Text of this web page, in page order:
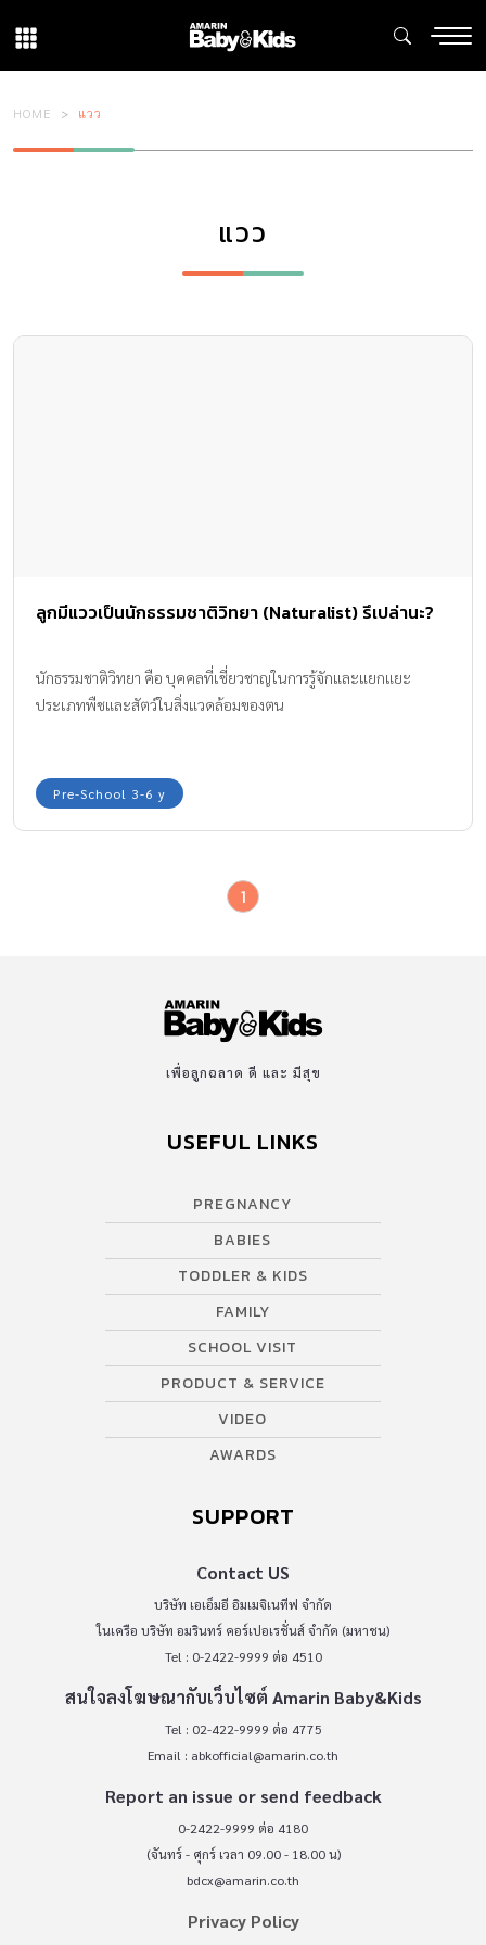
HOME แวว
แวว
ลูกมีแววเป็นนักธรรมชาติวิทยา (Naturalist) รึเปล่านะ?
นักธรรมชาติวิทยา คือ บุคคลที่เชี่ยวชาญในการรู้จักและแยกแยะ
ประเภทพืชและสัตว์ในสิ่งแวดล้อมของตน
Pre-School 3-6 y
1
เพื่อลูกฉลาด ดี และ มีสุข
USEFUL LINKS
PREGNANCY
BABIES
TODDLER & KIDS
FAMILY
SCHOOL VISIT
PRODUCT & SERVICE
VIDEO
AWARDS
SUPPORT
Contact US
บริษัท เอเอ็มอี อิมเมจิเนทีฟ จำกัด
ในเครือ บริษัท อมรินทร์ คอร์เปอเรชั่นส์ จำกัด (มหาชน)
Tel : 0-2422-9999 ต่อ 4510
สนใจลงโฆษณากับเว็บไซต์ Amarin Baby&Kids
Tel : 02-422-9999 ต่อ 4775
Email : abkofficial@amarin.co.th
Report an issue or send feedback
0-2422-9999 ต่อ 4180
(จันทร์ - ศุกร์ เวลา 09.00 - 18.00 น)
bdcx@amarin.co.th
Privacy Policy